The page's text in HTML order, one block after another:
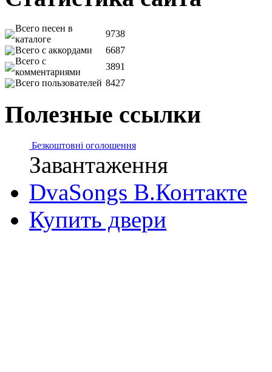
Всего песен в
каталоге
9738
Всего с аккордами
6687
Всего с
комментариями
3891
Всего пользователей 8427
Полезные ссылки
Безкоштовні оголошення
Завантаження
DvaSongs В.Контакте
Купить двери